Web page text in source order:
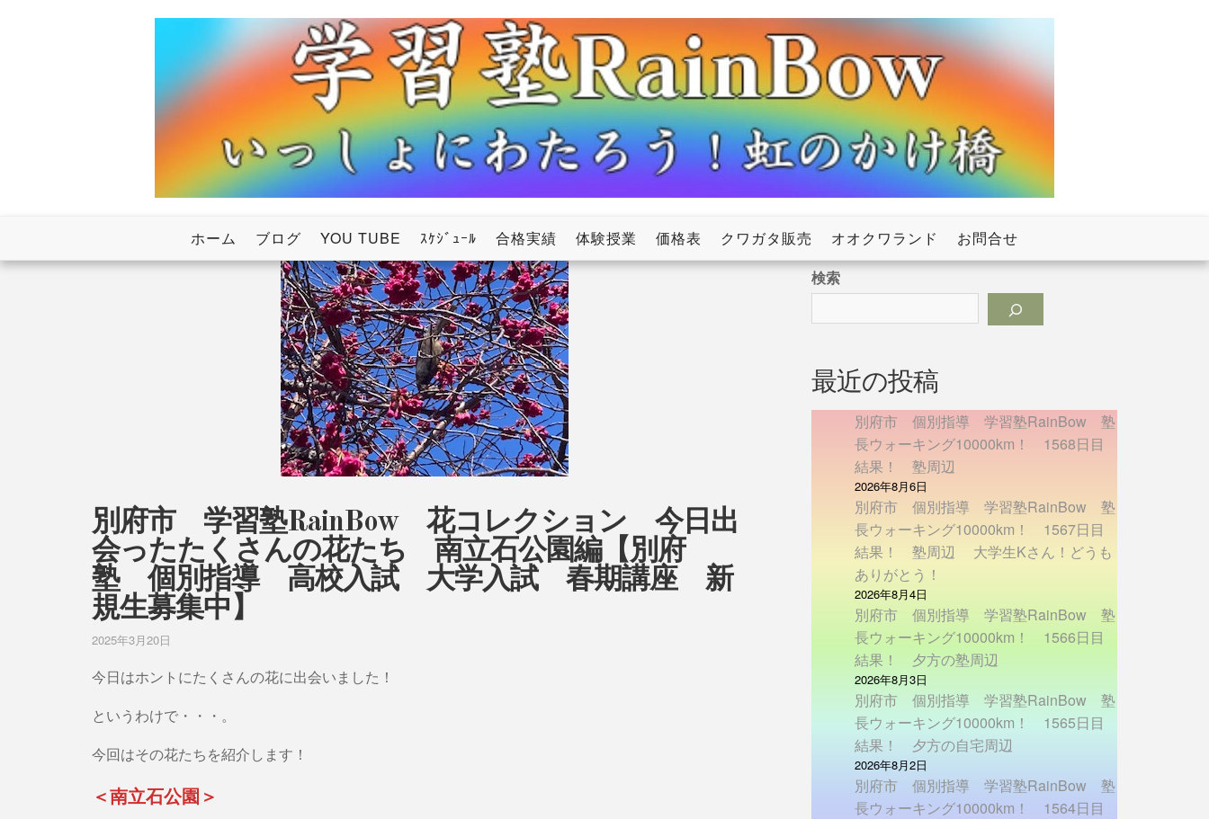
学習塾RainBow
ホーム ブログ YOU TUBE ｽｹｼﾞｭｰﾙ 合格実績 体験授業 価格表 クワガタ販売 オオクワランド お問合せ
別府市 学習塾RainBow 花コレクション 今日出
会ったたくさんの花たち 南立石公園編【別府
塾 個別指導 高校入試 大学入試 春期講座 新
規生募集中】
2025年3月20日
今日はホントにたくさんの花に出会いました！
というわけで・・・。
今回はその花たちを紹介します！
＜南立石公園＞
検索
最近の投稿
別府市 個別指導 学習塾RainBow 塾
長ウォーキング10000km！ 1568日目
結果！ 塾周辺
2026年8月6日
別府市 個別指導 学習塾RainBow 塾
長ウォーキング10000km！ 1567日目
結果！ 塾周辺 大学生Kさん！どうも
ありがとう！
2026年8月4日
別府市 個別指導 学習塾RainBow 塾
長ウォーキング10000km！ 1566日目
結果！ 夕方の塾周辺
2026年8月3日
別府市 個別指導 学習塾RainBow 塾
長ウォーキング10000km！ 1565日目
結果！ 夕方の自宅周辺
2026年8月2日
別府市 個別指導 学習塾RainBow 塾
長ウォーキング10000km！ 1564日目